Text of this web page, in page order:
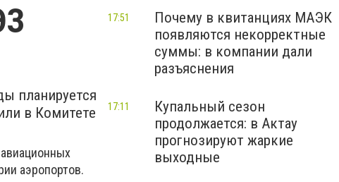
планируется
в Комитете
аэропортов.
Почему в квитанциях МАЭК
появляются некорректные
суммы: в компании дали
разъяснения
17:51
Купальный сезон
продолжается: в Актау
прогнозируют жаркие
выходные
17:11